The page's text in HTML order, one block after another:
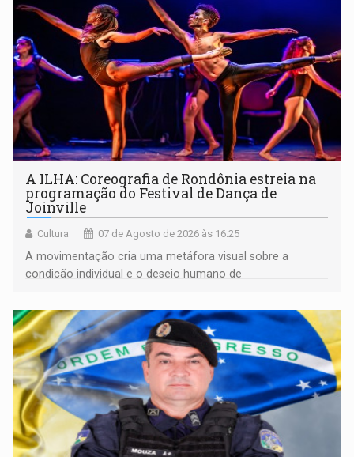
A ILHA: Coreografia de Rondônia estreia na
programação do Festival de Dança de
Joinville
Cultura 07 de Agosto de 2026 às 16:25
A movimentação cria uma metáfora visual sobre a
condição individual e o desejo humano de